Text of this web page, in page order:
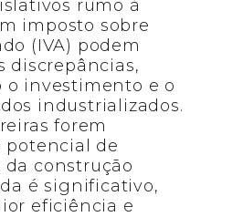
rumo à
imposto sobre
(IVA) podem
discrepâncias,
o investimento e o
industrializados.
forem
potencial de
construção
é significativo,
eficiência e